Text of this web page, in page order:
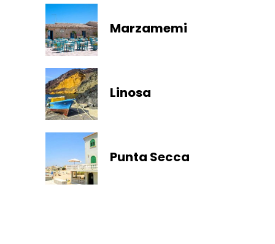
Marzamemi
Linosa
Punta Secca